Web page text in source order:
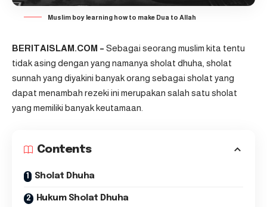
Muslim boy learning how to make Dua to Allah
BERITAISLAM.COM – Sebagai seorang muslim kita tentu
tidak asing dengan yang namanya sholat dhuha, sholat
sunnah yang diyakini banyak orang sebagai sholat yang
dapat menambah rezeki ini merupakan salah satu sholat
yang memiliki banyak keutamaan.
Contents
Sholat Dhuha
Hukum Sholat Dhuha